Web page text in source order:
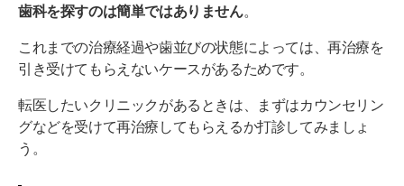
歯科を探すのは簡単ではありません。
これまでの治療経過や歯並びの状態によっては、再治療を
引き受けてもらえないケースがあるためです。
転医したいクリニックがあるときは、まずはカウンセリン
グなどを受けて再治療してもらえるか打診してみましょ
う。